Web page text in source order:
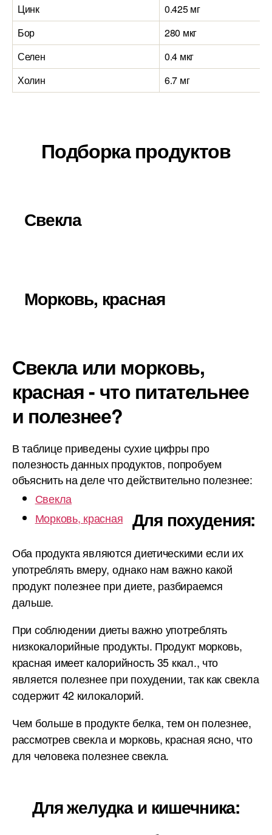
Цинк
0.425 мг
Бор
280 мкг
Селен
0.4 мкг
Холин
6.7 мг
Подборка продуктов
Свекла
Морковь, красная
Свекла или морковь,
красная - что питательнее
и полезнее?
В таблице приведены сухие цифры про
полезность данных продуктов, попробуем
объяснить на деле что действительно полезнее:
Свекла
Морковь, красная
Для похудения:
Оба продукта являются диетическими если их
употреблять вмеру, однако нам важно какой
продукт полезнее при диете, разбираемся
дальше.
При соблюдении диеты важно употреблять
низкокалорийные продукты. Продукт морковь,
красная имеет калорийность 35 ккал., что
является полезнее при похудении, так как свекла
содержит 42 килокалорий.
Чем больше в продукте белка, тем он полезнее,
рассмотрев свекла и морковь, красная ясно, что
для человека полезнее свекла.
Для желудка и кишечника: